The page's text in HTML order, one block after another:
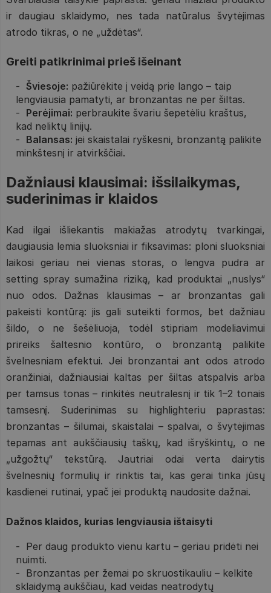
ir daugiau sklaidymo, nes tada natūralus švytėjimas
atrodo tikras, o ne „uždėtas“.
Greiti patikrinimai prieš išeinant
Šviesoje: pažiūrėkite į veidą prie lango – taip
lengviausia pamatyti, ar bronzantas ne per šiltas.
Perėjimai: perbraukite švariu šepetėliu kraštus,
kad neliktų linijų.
Balansas: jei skaistalai ryškesni, bronzantą palikite
minkštesnį ir atvirkščiai.
Dažniausi klausimai: išsilaikymas,
suderinimas ir klaidos
Kad ilgai išliekantis makiažas atrodytų tvarkingai,
daugiausia lemia sluoksniai ir fiksavimas: ploni sluoksniai
laikosi geriau nei vienas storas, o lengva pudra ar
setting spray sumažina riziką, kad produktai „nuslys“
nuo odos. Dažnas klausimas – ar bronzantas gali
pakeisti kontūrą: jis gali suteikti formos, bet dažniau
šildo, o ne šešėliuoja, todėl stipriam modeliavimui
prireiks šaltesnio kontūro, o bronzantą palikite
švelnesniam efektui. Jei bronzantai ant odos atrodo
oranžiniai, dažniausiai kaltas per šiltas atspalvis arba
per tamsus tonas – rinkitės neutralesnį ir tik 1–2 tonais
tamsesnį. Suderinimas su highlighteriu paprastas:
bronzantas – šilumai, skaistalai – spalvai, o švytėjimas
tepamas ant aukščiausių taškų, kad išryškintų, o ne
„užgožtų“ tekstūrą. Jautriai odai verta dairytis
švelnesnių formulių ir rinktis tai, kas gerai tinka jūsų
kasdienei rutinai, ypač jei produktą naudosite dažnai.
Dažnos klaidos, kurias lengviausia ištaisyti
Per daug produkto vienu kartu – geriau pridėti nei
nuimti.
Bronzantas per žemai po skruostikauliu – kelkite
sklaidymą aukščiau, kad veidas neatrodytų